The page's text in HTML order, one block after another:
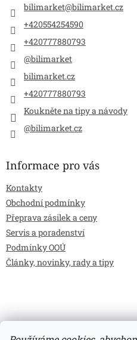
bilimarket@bilimarket.cz
+420554254590
+420777880793
@bilimarket
bilimarket.cz
+420777880793
Koukněte na tipy a návody
@bilimarket.cz
Informace pro vás
Kontakty
Obchodní podmínky
Přeprava zásilek a ceny
Servis a poradenství
Podmínky OOÚ
Články, novinky, rady a tipy